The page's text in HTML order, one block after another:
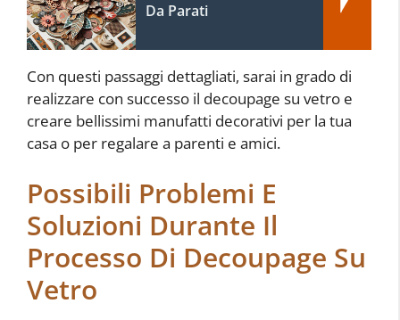
Da Parati
Con questi passaggi dettagliati, sarai in grado di
realizzare con successo il decoupage su vetro e
creare bellissimi manufatti decorativi per la tua
casa o per regalare a parenti e amici.
Possibili Problemi E
Soluzioni Durante Il
Processo Di Decoupage Su
Vetro